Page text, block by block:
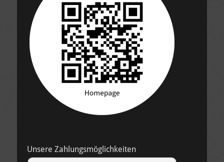
Unsere Zahlungsmöglichkeiten